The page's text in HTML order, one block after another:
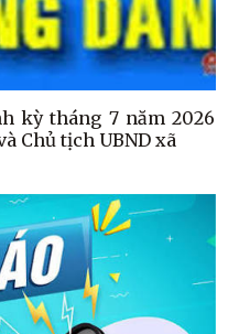
kỳ tháng 7 năm 2026
Chủ tịch UBND xã